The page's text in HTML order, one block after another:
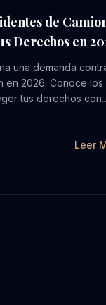
de
Derechos en
una demanda
en 2026. Conoce los
tus derechos con
Leer